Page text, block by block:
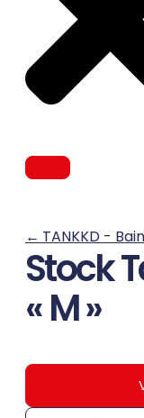
← TANKKD -
Stock
« M »